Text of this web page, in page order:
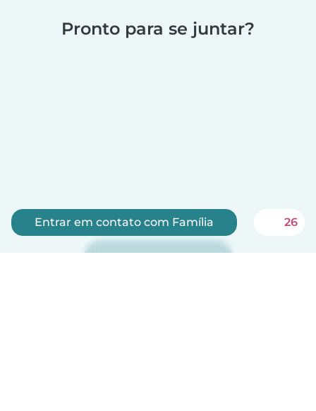
Pronto para se juntar?
Inscreva-se agora
Entrar em contato com Família 26